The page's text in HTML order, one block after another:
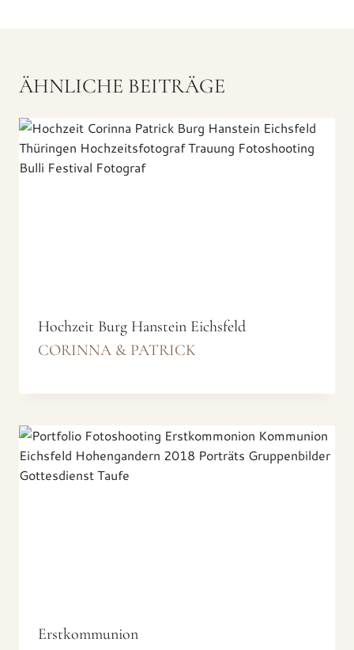
ÄHNLICHE BEITRÄGE
Hochzeit Burg Hanstein Eichsfeld
CORINNA & PATRICK
Erstkommunion